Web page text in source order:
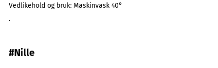
Vedlikehold og bruk: Maskinvask 40°
.
#Nille